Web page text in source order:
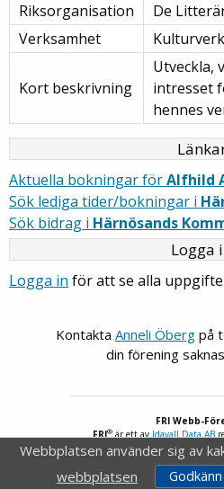
Riksorganisation
De
Verksamhet
Kort beskrivning
Utveckla,
intresset
hennes
Aktuella bokningar förAlfhild
Sök lediga tider/bokningar i
Sök bidrag i Härnösands
Logga
Logga in för att se alla
Kontakta Anneli Öberg på
din förening
FRI Webb-
FRI®är ett avIdavall Data AB
Webbplatsen använder sig av
webbplatsen